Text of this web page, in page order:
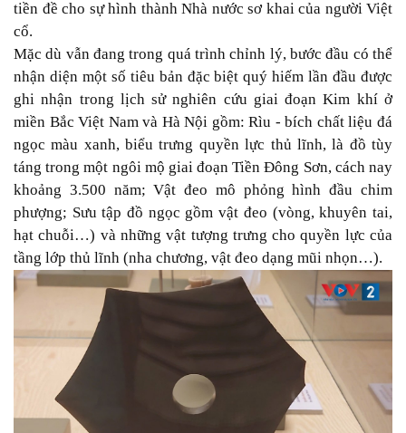
tiền đề cho sự hình thành Nhà nước sơ khai của người Việt
cổ.
Mặc dù vẫn đang trong quá trình chỉnh lý, bước đầu có thể
nhận diện một số tiêu bản đặc biệt quý hiếm lần đầu được
ghi nhận trong lịch sử nghiên cứu giai đoạn Kim khí ở
miền Bắc Việt Nam và Hà Nội gồm: Rìu - bích chất liệu đá
ngọc màu xanh, biểu trưng quyền lực thủ lĩnh, là đồ tùy
táng trong một ngôi mộ giai đoạn Tiền Đông Sơn, cách nay
khoảng 3.500 năm; Vật đeo mô phỏng hình đầu chim
phượng; Sưu tập đồ ngọc gồm vật đeo (vòng, khuyên tai,
hạt chuỗi…) và những vật tượng trưng cho quyền lực của
tầng lớp thủ lĩnh (nha chương, vật đeo dạng mũi nhọn…).